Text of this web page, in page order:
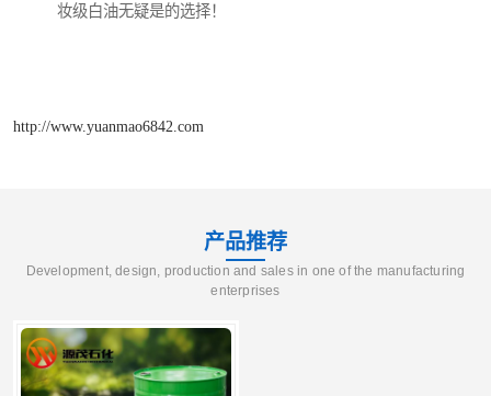
妆级白油无疑是的选择！
http://www.yuanmao6842.com
产品推荐
Development, design, production and sales in one of the manufacturing
enterprises